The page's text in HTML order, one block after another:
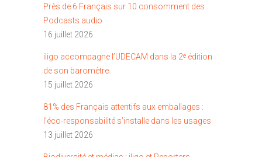
Près de 6 Français sur 10 consomment des
Podcasts audio
16 juillet 2026
iligo accompagne l’UDECAM dans la 2ᵉ édition
de son baromètre
15 juillet 2026
81% des Français attentifs aux emballages :
l’éco-responsabilité s’installe dans les usages
13 juillet 2026